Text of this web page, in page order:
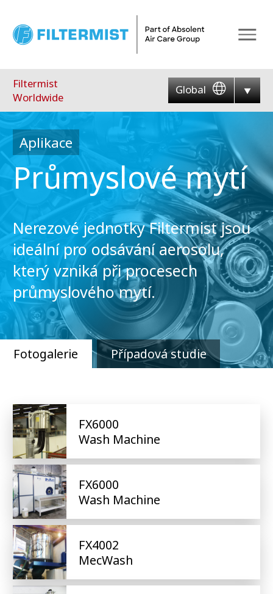
Filtermist
Worldwide
Global
Aplikace
Průmyslové mytí
Nerezové jednotky Filtermist jsou
ideální pro odsávání aerosolu,
který vzniká při procesech
průmyslového mytí.
Fotogalerie Případová studie
FX6000
Wash Machine
FX6000
Wash Machine
FX4002
MecWash